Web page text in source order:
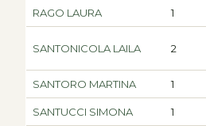
RAGO LAURA 1
SANTONICOLA LAILA 2
SANTORO MARTINA 1
SANTUCCI SIMONA 1